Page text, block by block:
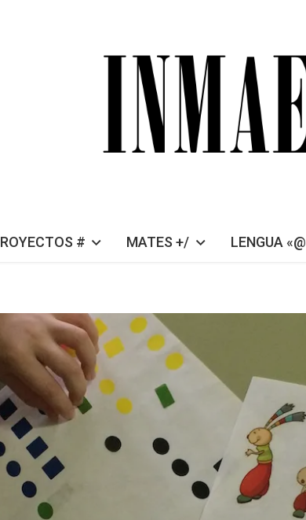
# MATES +/ LENGUA «@